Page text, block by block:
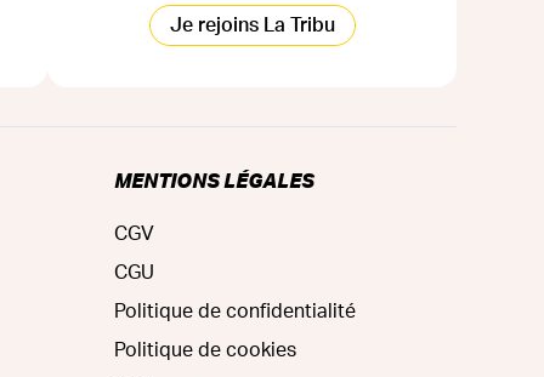
Je rejoins La Tribu
MENTIONS LÉGALES
CGV
CGU
Politique de confidentialité
Politique de cookies